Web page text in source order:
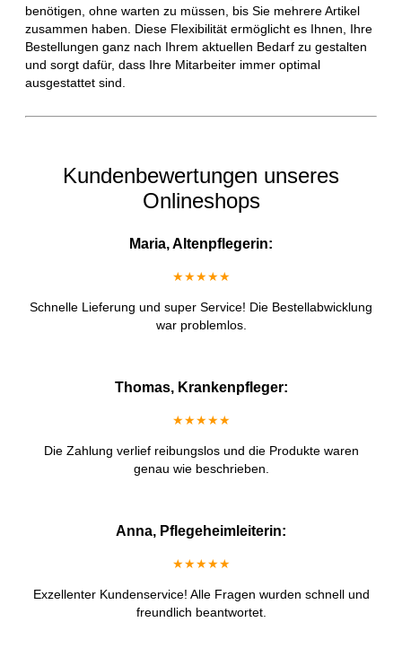
benötigen, ohne warten zu müssen, bis Sie mehrere Artikel
zusammen haben. Diese Flexibilität ermöglicht es Ihnen, Ihre
Bestellungen ganz nach Ihrem aktuellen Bedarf zu gestalten
und sorgt dafür, dass Ihre Mitarbeiter immer optimal
ausgestattet sind.
Kundenbewertungen unseres
Onlineshops
Maria, Altenpflegerin:
★★★★★
Schnelle Lieferung und super Service! Die Bestellabwicklung
war problemlos.
Thomas, Krankenpfleger:
★★★★★
Die Zahlung verlief reibungslos und die Produkte waren
genau wie beschrieben.
Anna, Pflegeheimleiterin:
★★★★★
Exzellenter Kundenservice! Alle Fragen wurden schnell und
freundlich beantwortet.